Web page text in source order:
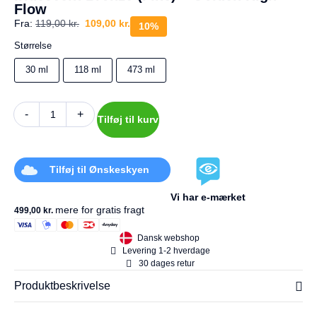
g
e
s
e
t
r
er
tom.
Flow
Fra: 119,00kr. 109,00 kr. 10%
Størrelse
30 ml 118 ml 473 ml
- + Tilføj til kurv
Tilføj til Ønskeskyen
Vi har e-mærket
499,00 kr. mere for gratis fragt
Dansk webshop
Levering 1-2 hverdage
30 dages retur
Produktbeskrivelse